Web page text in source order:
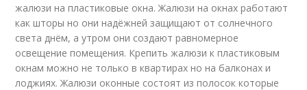
жалюзи на пластиковые окна. Жалюзи на окнах работают
как шторы но они надёжней защищают от солнечного
света днём, а утром они создают равномерное
освещение помещения. Крепить жалюзи к пластиковым
окнам можно не только в квартирах но на балконах и
лоджиях. Жалюзи оконные состоят из полосок которые